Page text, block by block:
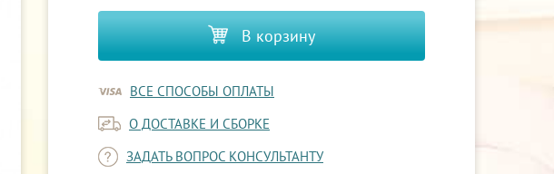
В корзину
ВСЕ СПОСОБЫ ОПЛАТЫ
О ДОСТАВКЕ И СБОРКЕ
ЗАДАТЬ ВОПРОС КОНСУЛЬТАНТУ